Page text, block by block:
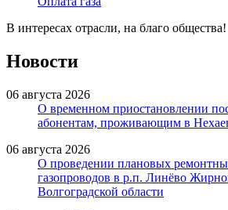
В интересах отрасли, на благо общества!
Новости
06 августа 2026
О временном приостановлении
абонентам, проживающим в
06 августа 2026
О проведении плановых
газопроводов в р.п. Линёво
Волгоградской области